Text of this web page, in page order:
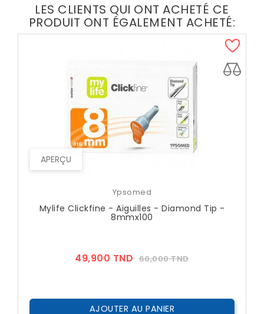
LES CLIENTS QUI ONT ACHETÉ CE
PRODUIT ONT ÉGALEMENT ACHETÉ:
APERÇU
Ypsomed
Mylife Clickfine - Aiguilles - Diamond Tip -
8mmx100
49,900 TND Prix
60,000 TNDPrix
AJOUTER AU PANIER